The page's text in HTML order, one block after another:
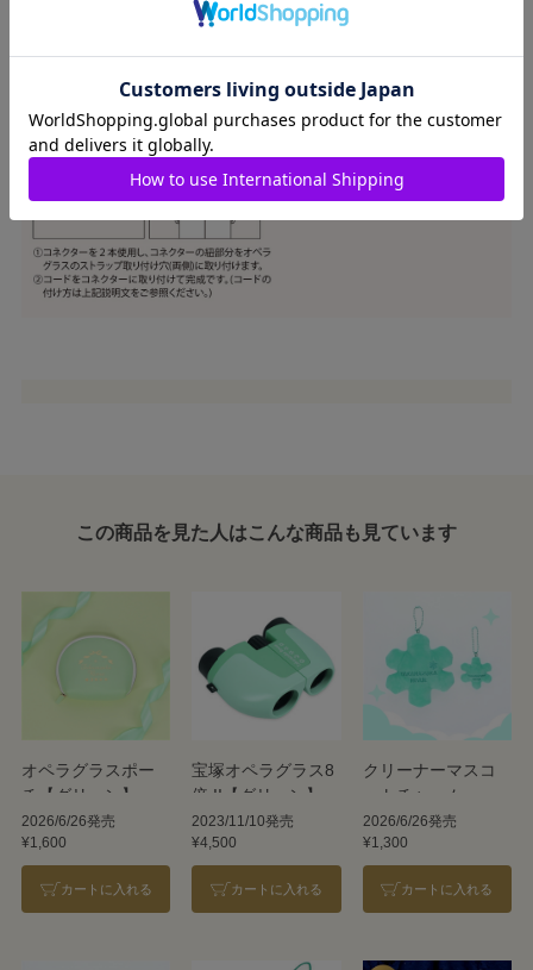
この商品を見た人はこんな商品も見ています
オペラグラスポー
チ【グリーン】
2026/6/26発売
¥1,600
カートに入れる
宝塚オペラグラス8
倍 II【グリーン】
2023/11/10発売
¥4,500
カートに入れる
クリーナーマスコ
ットチャーム
【Snow】
2026/6/26発売
¥1,300
カートに入れる